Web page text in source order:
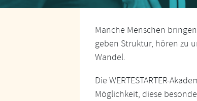
Manche Menschen
geben Struktur, hören zu
Wandel.
Die WERTESTARTER-
Möglichkeit, diese